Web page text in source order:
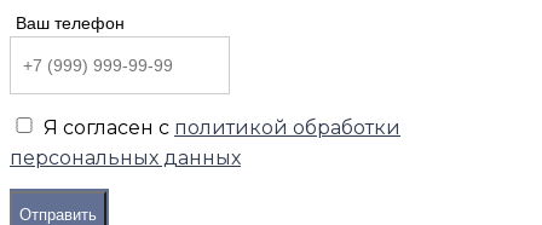
Ваш телефон
Я согласен с политикой обработки
персональных данных
Отправить